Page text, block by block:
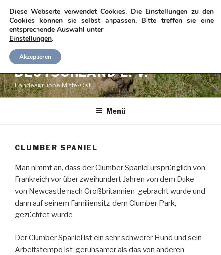
Inhalt
springen
SPANIEL-CLUB
DEUTSCHLAND E. V.
Landesgruppe Mitte-Ost
Menü
CLUMBER SPANIEL
Man nimmt an, dass der Clumber Spaniel ursprünglich von
Frankreich vor über zweihundert Jahren von dem Duke
von Newcastle nach Großbritannien gebracht wurde und
dann auf seinem Familiensitz, dem Clumber Park,
gezüchtet wurde
Der Clumber Spaniel ist ein sehr schwerer Hund und sein
Arbeitstempo ist geruhsamer als das von anderen
Diese Webseite verwendet Cookies. Die Einstellungen zu den
Cookies können sie selbst anpassen. Bitte treffen sie eine
entsprechende Auswahl unter
Einstellungen.
Akzeptieren